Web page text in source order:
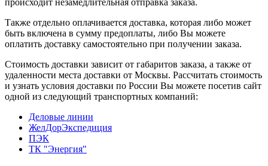
происходит незамедлительная отправка заказа.
Также отдельно оплачивается доставка, которая либо может
быть включена в сумму предоплаты, либо Вы можете
оплатить доставку самостоятельно при получении заказа.
Стоимость доставки зависит от габаритов заказа, а также от
удаленности места доставки от Москвы. Рассчитать стоимость
и узнать условия доставки по России Вы можете посетив сайт
одной из следующий транспортных компаний:
Деловые линии
ЖелДорЭкспедиция
ПЭК
ТК "Энергия"